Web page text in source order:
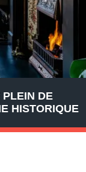
PLEIN DE
HISTORIQUE